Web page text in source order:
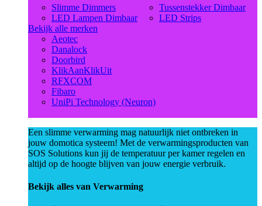
Slimme Dimmers
LED Lampen Dimbaar
Tussenstekker Dimbaar
LED Strips
Bekijk alle merken
Aeotec
Danalock
Doorbird
KlikAanKlikUit
RFXCOM
Fibaro
UniPi Technology (Neuron)
Een slimme verwarming mag natuurlijk niet ontbreken in
jouw domotica systeem! Met de verwarmingsproducten van
SOS Solutions kun jij de temperatuur per kamer regelen en
altijd op de hoogte blijven van jouw energie verbruik.
Bekijk alles van Verwarming